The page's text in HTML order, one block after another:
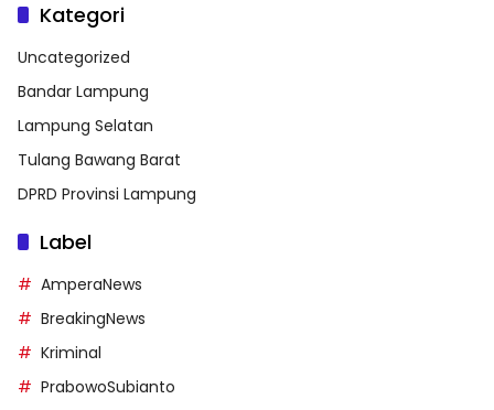
Kategori
Uncategorized
Bandar Lampung
Lampung Selatan
Tulang Bawang Barat
DPRD Provinsi Lampung
Label
AmperaNews
BreakingNews
Kriminal
PrabowoSubianto